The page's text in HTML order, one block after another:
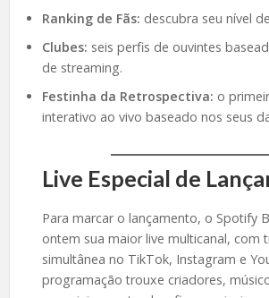
Ranking de Fãs: descubra seu nível
Clubes: seis perfis de ouvintes
de streaming.
Festinha da Retrospectiva: o
interativo ao vivo baseado nos seus
Live Especial de
Para marcar o lançamento, o Spotify
ontem sua maior live multicanal, com
simultânea no TikTok, Instagram e
programação trouxe criadores,